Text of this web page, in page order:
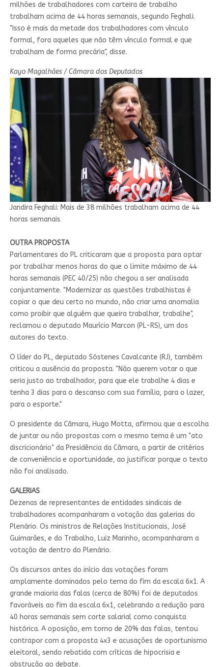
milhões de trabalhadores com carteira de trabalho
trabalham acima de 44 horas semanais, segundo Feghali.
"Isso é mais da metade dos trabalhadores com vínculo
formal, fora aqueles que não têm vínculo formal e que
trabalham de forma precária", disse.
Kayo Magalhães / Câmara dos Deputados
Jandira Feghali: Mais de 38 milhões trabalham acima de 44
horas semanais
OUTRA PROPOSTA
Parlamentares do PL criticaram que a proposta para optar
por trabalhar menos horas do que o limite máximo de 44
horas semanais (PEC 40/25) não chegou a ser analisada
conjuntamente. "Modernizar as questões trabalhistas é
copiar o que deu certo no mundo, não criar uma anomalia
como proibir que alguém que queira trabalhar, trabalhe",
reclamou o deputado Maurício Marcon (PL-RS), um dos
autores do texto.
O líder do PL, deputado Sóstenes Cavalcante (RJ), também
criticou a ausência da proposta. "Não querem votar o que
seria justo ao trabalhador, para que ele trabalhe 4 dias e
tenha 3 dias para o descanso com sua família, para o lazer,
para o esporte."
O presidente da Câmara, Hugo Motta, afirmou que a escolha
de juntar ou não propostas com o mesmo tema é um "ato
discricionário" da Presidência da Câmara, a partir de critérios
de conveniência e oportunidade, ao justificar porque o texto
não foi analisado.
GALERIAS
Dezenas de representantes de entidades sindicais de
trabalhadores acompanharam a votação das galerias do
Plenário. Os ministros de Relações Institucionais, José
Guimarães, e do Trabalho, Luiz Marinho, acompanharam a
votação de dentro do Plenário.
Os discursos antes do início das votações foram
amplamente dominados pelo tema do fim da escala 6x1. A
grande maioria das falas (cerca de 80%) foi de deputados
favoráveis ao fim da escala 6x1, celebrando a redução para
40 horas semanais sem corte salarial como conquista
histórica. A oposição, em torno de 20% das falas, tentou
contrapor com a proposta 4x3 e acusações de oportunismo
eleitoral, sendo rebatida com críticas de hipocrisia e
obstrução ao debate.